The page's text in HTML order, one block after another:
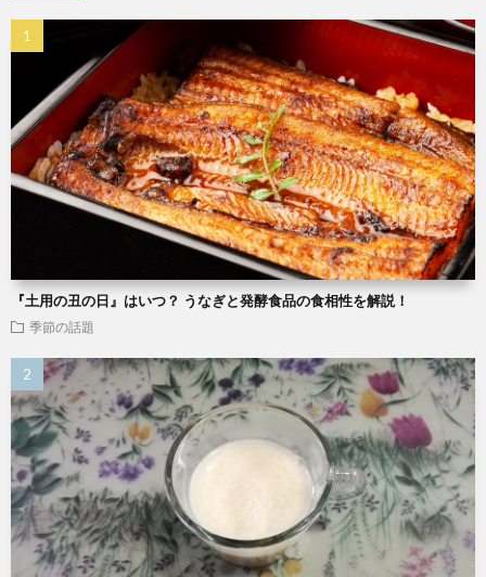
『土用の丑の日』はいつ？ うなぎと発酵食品の食相性を解説！
季節の話題